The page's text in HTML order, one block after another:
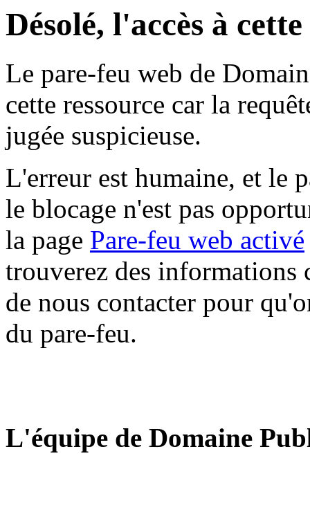
Désolé, l'accès à
Le pare-feu web de
cette ressource car la
jugée suspicieuse.
L'erreur est humaine, et le
le blocage n'est pas
la page Pare-feu web activé
trouverez des informations
de nous contacter pour
du pare-feu.
L'équipe de Domaine